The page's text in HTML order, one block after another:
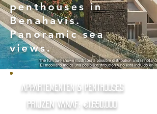
penthouses in
Benahavis.
Panoramic sea
views.
appartementen & penthouses
Prijzen vanaf: €1.690.000